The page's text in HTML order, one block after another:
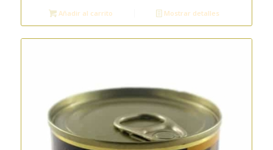
Añadir al carrito Mostrar detalles